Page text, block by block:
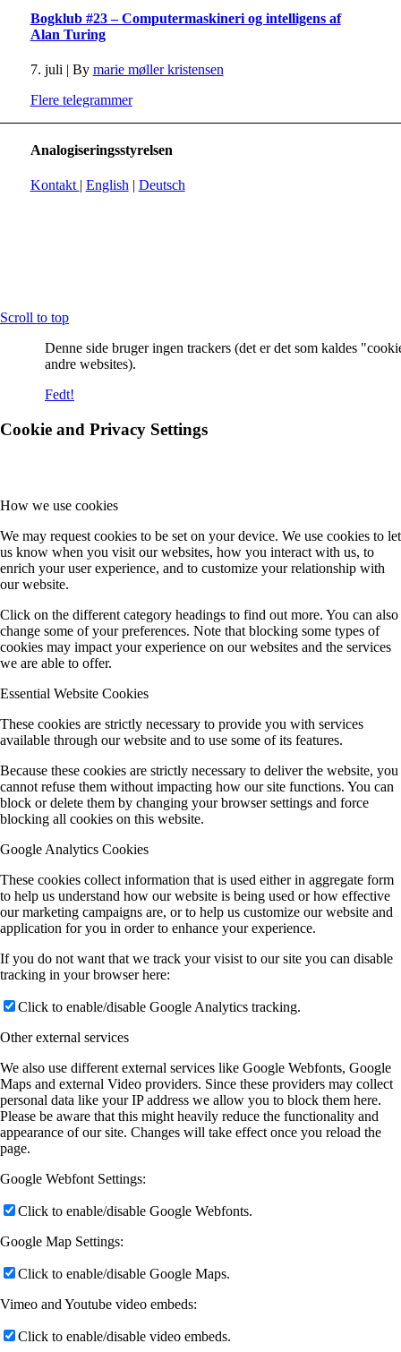
Bogklub #23 – Computermaskineri og intelligens af
Alan Turing
7. juli | By marie møller kristensen
Flere telegrammer
Analogiseringsstyrelsen
Kontakt | English | Deutsch
Scroll to top
Denne side bruger ingen trackers (det er det som kaldes
andre websites).
Fedt!
Cookie and Privacy Settings
How we use cookies
We may request cookies to be set on your device. We use cookies to let
us know when you visit our websites, how you interact with us, to
enrich your user experience, and to customize your relationship with
our website.
Click on the different category headings to find out more. You can also
change some of your preferences. Note that blocking some types of
cookies may impact your experience on our websites and the services
we are able to offer.
Essential Website Cookies
These cookies are strictly necessary to provide you with services
available through our website and to use some of its features.
Because these cookies are strictly necessary to deliver the website, you
cannot refuse them without impacting how our site functions. You can
block or delete them by changing your browser settings and force
blocking all cookies on this website.
Google Analytics Cookies
These cookies collect information that is used either in aggregate form
to help us understand how our website is being used or how effective
our marketing campaigns are, or to help us customize our website and
application for you in order to enhance your experience.
If you do not want that we track your visist to our site you can disable
tracking in your browser here:
Click to enable/disable Google Analytics tracking.
Other external services
We also use different external services like Google Webfonts, Google
Maps and external Video providers. Since these providers may collect
personal data like your IP address we allow you to block them here.
Please be aware that this might heavily reduce the functionality and
appearance of our site. Changes will take effect once you reload the
page.
Google Webfont Settings:
Click to enable/disable Google Webfonts.
Google Map Settings:
Click to enable/disable Google Maps.
Vimeo and Youtube video embeds:
Click to enable/disable video embeds.